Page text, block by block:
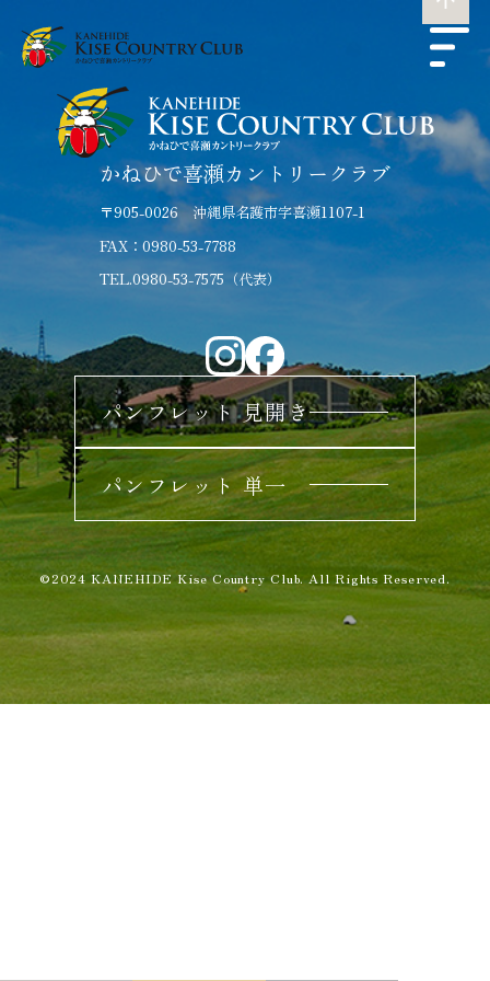
かねひで喜瀬カントリークラブ
〒905-0026 沖縄県名護市字喜瀬1107-1
FAX：0980-53-7788
TEL.0980-53-7575（代表）
パンフレット 見開き
パンフレット 単一
©2024 KANEHIDE Kise Country Club. All Rights Reserved.